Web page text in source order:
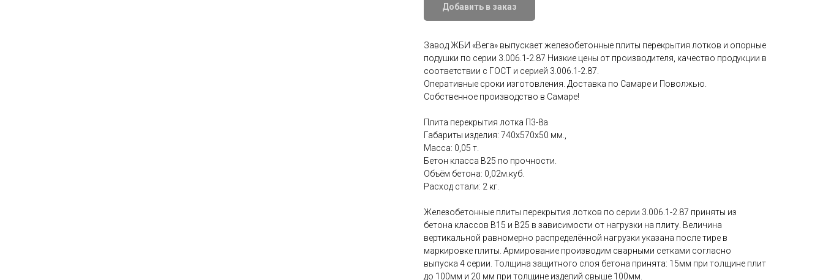
Добавить в заказ
Завод ЖБИ «Вега» выпускает железобетонные плиты перекрытия лотков и опорные
подушки по серии 3.006.1-2.87 Низкие цены от производителя, качество продукции в
соответствии с ГОСТ и серией 3.006.1-2.87.
Оперативные сроки изготовления. Доставка по Самаре и Поволжью.
Собственное производство в Самаре!
Плита перекрытия лотка П3-8а
Габариты изделия: 740x570x50 мм.,
Масса: 0,05 т.
Бетон класса В25 по прочности.
Объём бетона: 0,02м.куб.
Расход стали: 2 кг.
Железобетонные плиты перекрытия лотков по серии 3.006.1-2.87 приняты из
бетона классов B15 и B25 в зависимости от нагрузки на плиту. Величина
вертикальной равномерно распределённой нагрузки указана после тире в
маркировке плиты. Армирование производим сварными сетками согласно
выпуска 4 серии. Толщина защитного слоя бетона принята: 15мм при толщине плит
до 100мм и 20 мм при толщине изделий свыше 100мм.